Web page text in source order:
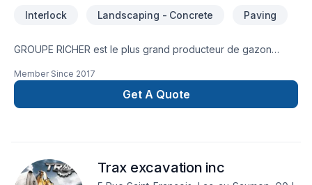
Interlock Landscaping - Concrete Paving
GROUPE RICHER est le plus grand producteur de gazon
produits d'aménagement paysager, combiné au meilleur
service de l'industrie. Une entreprise familiale dynamique et
passionnée depuis 1962. Succursales : Sainte-Julie, Mercier,
Member Since 2017
Get A Quote
Trax excavation inc